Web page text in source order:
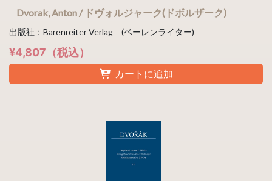
Dvorak, Anton / ドヴォルジャーク(ドボルザーク)
出版社：Barenreiter Verlag (ベーレンライター)
¥4,807（税込）
カートに追加